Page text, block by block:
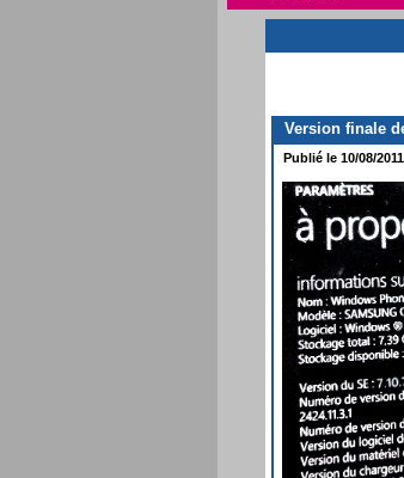
Version finale
Publié le 10/08/